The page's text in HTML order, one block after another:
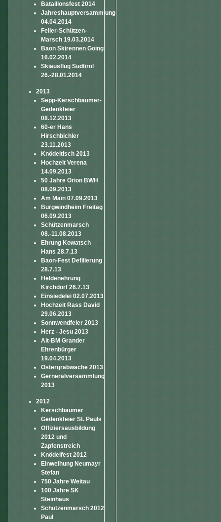
Bataillonsfest 2014
Jahreshauptversammlung
04.04.2014
Feller-Schützen-
Marsch 19.03.2014
Baon Skirennen Going
16.02.2014
Skiausflug Südtirol
26.-28.01.2014
2013
Sepp-Kerschbaumer-
Gedenkfeier
08.12.2013
60-er Hans
Hirschbichler
23.11.2013
Knödeltisch 2013
Hochzeit Verena
14.09.2013
50 Jahre Orion BWH
08.09.2013
Am Main 07.09.2013
Burgwindheim Freitag
06.09.2013
Schützenmarsch
08.-11.08.2013
Ehrung Kowatsch
Hans 28.7.13
Baon-Fest Defilierung
28.7.13
Heldenehrung
Kirchdorf 26.7.13
Einsiedelei 02.07.2013
Hochzeit Rass David
29.06.2013
Sonnwendfeier 2013
Herz - Jesu 2013
Alt-BM Grander
Ehrenbürger
19.04.2013
Ostergrabwache 2013
Gerneralversammlung
2013
2012
Kerschbaumer
Gedenkfeier St. Pauls
Offiziersausbildung
2012 und
Zapfenstreich
Knödelfest 2012
Einweihung Neumayr
Stefan
750 Jahre Weitau
100 Jahre SK
Steinhaus
Schützenmarsch 2012
Paul